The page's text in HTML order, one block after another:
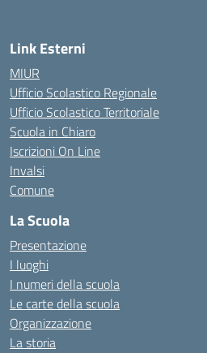
Link Esterni
MIUR
Ufficio Scolastico Regionale
Ufficio Scolastico Territoriale
Scuola in Chiaro
Iscrizioni On Line
Invalsi
Comune
La Scuola
Presentazione
I luoghi
I numeri della scuola
Le carte della scuola
Organizzazione
La storia